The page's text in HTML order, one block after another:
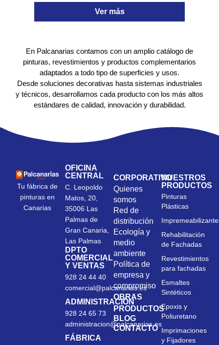
Ver más
En Palcanarias contamos con un amplio catálogo de
pinturas, revestimientos y productos complementarios
adaptados a todo tipo de superficies y usos.
Desde soluciones decorativas hasta sistemas industriales
y técnicos, desarrollamos cada producto con los más altos
estándares de calidad, innovación y durabilidad.
Tu fábrica de
pinturas en
Canarias
OFICINA
CENTRAL
C. Leopoldo
Matos, 20,
35006 Las
Palmas de
Gran Canaria,
Las Palmas
DPTO
COMERCIAL
Y VENTAS
928 24 44 40
comercial@palcanarias.es
ADMINISTRACIÓN
928 24 65 73
administracion@palcanarias.es
FÁBRICA
CORPORATIVO
Quienes
somos
Red de
distribución
Ecología y
medio
ambiente
Política de
empresa y
compromiso
OBRAS
PRODUCTOS
BLOG
CONTACTO
NUESTROS
PRODUCTOS
Pinturas
Plásticas
Rehabilitación
de Fachadas
Revestimientos
para fachadas
Esmaltes
Sintéticos
Epoxis y
Poliuretano
Imprimaciones
y Fijadores